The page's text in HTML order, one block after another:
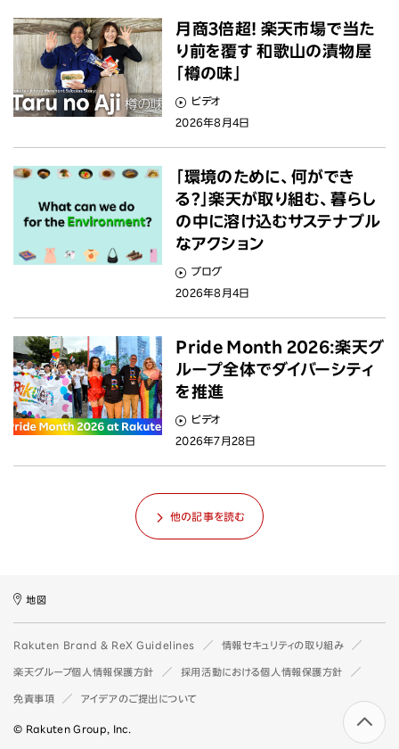
ビデオ
2026年8月4日
月商3倍超! 楽天市場で当た
り前を覆す 和歌山の漬物屋
「樽の味」
ブログ
2026年8月4日
「環境のために、何ができ
る？」楽天が取り組む、暮らし
の中に溶け込むサステナブル
なアクション
ビデオ
2026年7月28日
Pride Month 2026:楽天グ
ループ全体でダイバーシティ
を推進
他の記事を読む
地図
© Rakuten Group, Inc.
Rakuten Brand & ReX Guidelines 情報セキュリティの取り組み
楽天グループ個人情報保護方針 採用活動における個人情報保護方針
免責事項 アイデアのご提出について